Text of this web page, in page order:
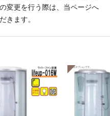
変更を行う際は、当ページへ
きます。